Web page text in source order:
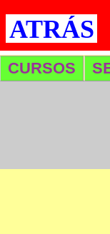
CURSOS
ATRÁS